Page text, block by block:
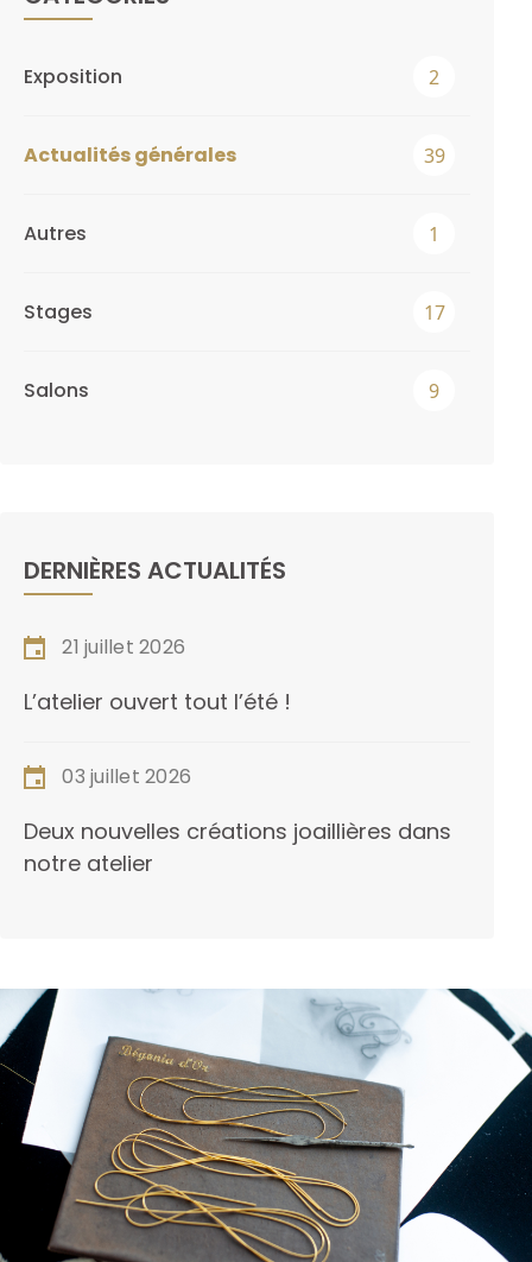
Exposition 2
Actualités générales 39
Autres 1
Stages 17
Salons 9
DERNIÈRES ACTUALITÉS
21 juillet 2026
L’atelier ouvert tout l’été !
03 juillet 2026
Deux nouvelles créations joaillières dans
notre atelier